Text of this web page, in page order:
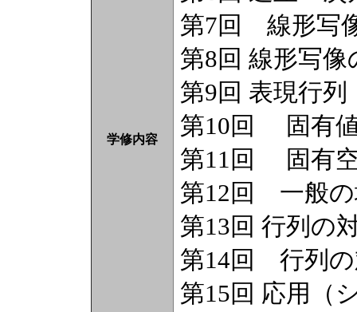
学修内容
第7回 線形写
第8回 線形写
第9回 表現行列
第10回 固有
第11回 固有
第12回 一般の
第13回 行列の
第14回 行列の
第15回 応用（